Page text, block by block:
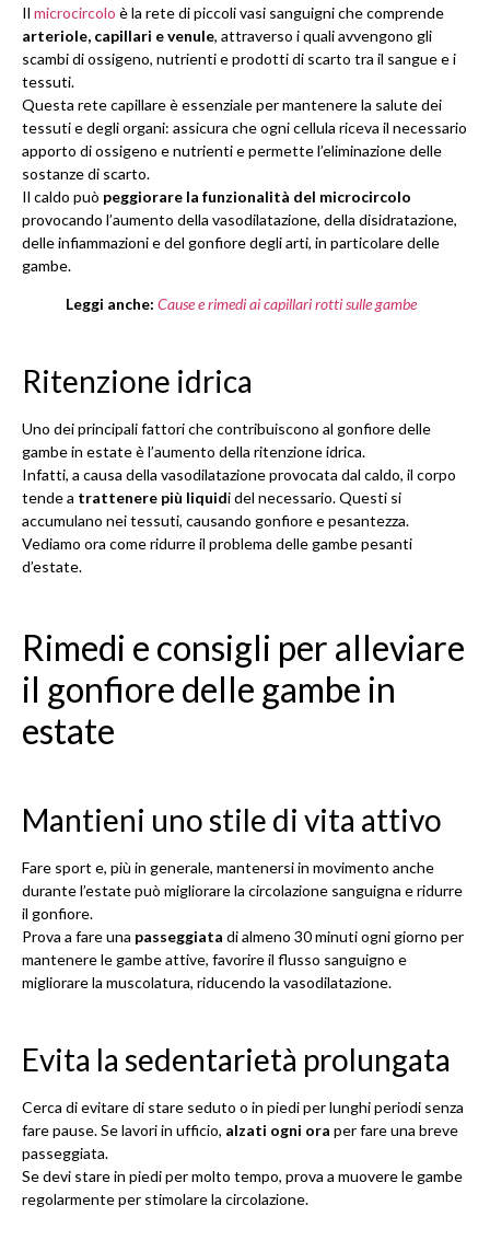
Il microcircolo è la rete di piccoli vasi sanguigni che comprende
arteriole, capillari e venule, attraverso i quali avvengono gli
scambi di ossigeno, nutrienti e prodotti di scarto tra il sangue e i
tessuti.
Questa rete capillare è essenziale per mantenere la salute dei
tessuti e degli organi: assicura che ogni cellula riceva il necessario
apporto di ossigeno e nutrienti e permette l’eliminazione delle
sostanze di scarto.
Il caldo può peggiorare la funzionalità del microcircolo
provocando l’aumento della vasodilatazione, della disidratazione,
delle infiammazioni e del gonfiore degli arti, in particolare delle
gambe.
Leggi anche: Cause e rimedi ai capillari rotti sulle gambe
Ritenzione idrica
Uno dei principali fattori che contribuiscono al gonfiore delle
gambe in estate è l’aumento della ritenzione idrica.
Infatti, a causa della vasodilatazione provocata dal caldo, il corpo
tende a trattenere più liquidi del necessario. Questi si
accumulano nei tessuti, causando gonfiore e pesantezza.
Vediamo ora come ridurre il problema delle gambe pesanti
d’estate.
Rimedi e consigli per alleviare
il gonfiore delle gambe in
estate
Mantieni uno stile di vita attivo
Fare sport e, più in generale, mantenersi in movimento anche
durante l’estate può migliorare la circolazione sanguigna e ridurre
il gonfiore.
Prova a fare una passeggiata di almeno 30 minuti ogni giorno per
mantenere le gambe attive, favorire il flusso sanguigno e
migliorare la muscolatura, riducendo la vasodilatazione.
Evita la sedentarietà prolungata
Cerca di evitare di stare seduto o in piedi per lunghi periodi senza
fare pause. Se lavori in ufficio, alzati ogni ora per fare una breve
passeggiata.
Se devi stare in piedi per molto tempo, prova a muovere le gambe
regolarmente per stimolare la circolazione.